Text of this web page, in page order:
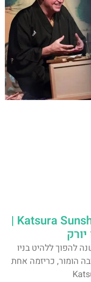
כרטיסים ל־Katsura Sunshine's Rakugo |
גורמים למסורת יפנית בת 400 שנה להפוך ללהיט בניו
הומור, כריזמה אחת